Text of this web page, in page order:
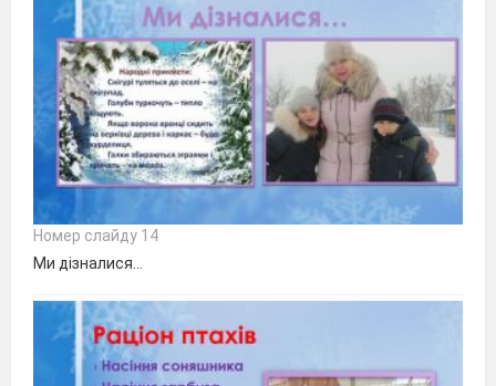
Номер слайду 14
Ми дізналися…